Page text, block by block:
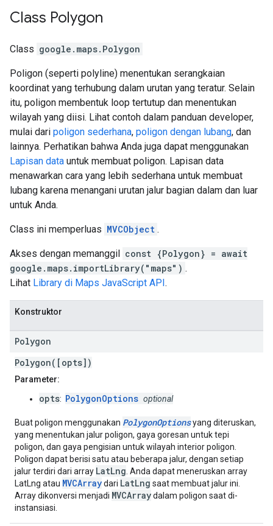
Class Polygon
Class google.maps. Polygon
Poligon (seperti polyline) menentukan serangkaian
koordinat yang terhubung dalam urutan yang teratur. Selain
itu, poligon membentuk loop tertutup dan menentukan
wilayah yang diisi. Lihat contoh dalam panduan developer,
mulai dari poligon sederhana, poligon dengan lubang, dan
lainnya. Perhatikan bahwa Anda juga dapat menggunakan
Lapisan data untuk membuat poligon. Lapisan data
menawarkan cara yang lebih sederhana untuk membuat
lubang karena menangani urutan jalur bagian dalam dan luar
untuk Anda.
Class ini memperluas MVCObject .
Akses dengan memanggil const {Polygon} = await
google.maps.importLibrary("maps") .
Lihat Library di Maps JavaScript API.
Konstruktor
Polygon
Polygon([opts])
Parameter:
opts: PolygonOptions optional
Buat poligon menggunakan PolygonOptionsyang diteruskan,
yang menentukan jalur poligon, gaya goresan untuk tepi
poligon, dan gaya pengisian untuk wilayah interior poligon.
Poligon dapat berisi satu atau beberapa jalur, dengan setiap
jalur terdiri dari array LatLng . Anda dapat meneruskan array
LatLng atau MVCArraydari LatLng saat membuat jalur ini.
Array dikonversi menjadi MVCArraydalam poligon saat di-
instansiasi.